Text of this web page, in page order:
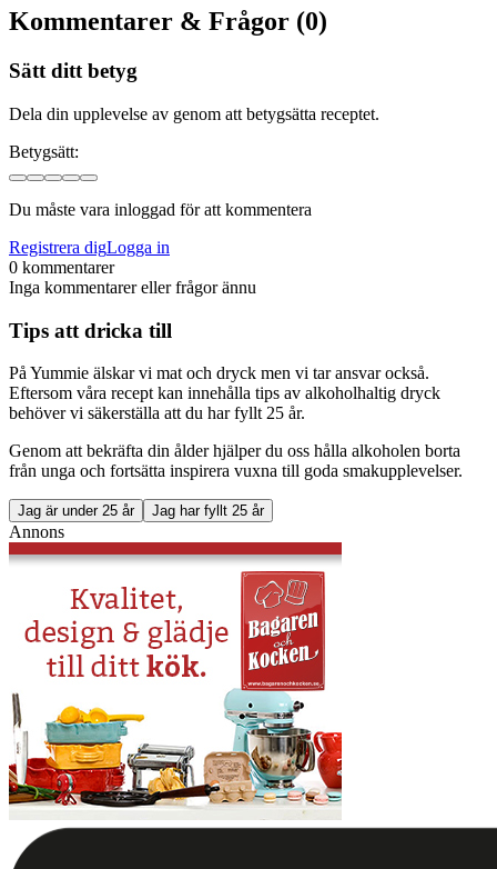
Kommentarer & Frågor (0)
Sätt ditt betyg
Dela din upplevelse av genom att betygsätta receptet.
Betygsätt:
Du måste vara inloggad för att kommentera
Registrera digLogga in
0 kommentarer
Inga kommentarer eller frågor ännu
Tips att dricka till
På Yummie älskar vi mat och dryck men vi tar ansvar också.
Eftersom våra recept kan innehålla tips av alkoholhaltig dryck
behöver vi säkerställa att du har fyllt 25 år.
Genom att bekräfta din ålder hjälper du oss hålla alkoholen borta
från unga och fortsätta inspirera vuxna till goda smakupplevelser.
Jag är under 25 år Jag har fyllt 25 år
Annons